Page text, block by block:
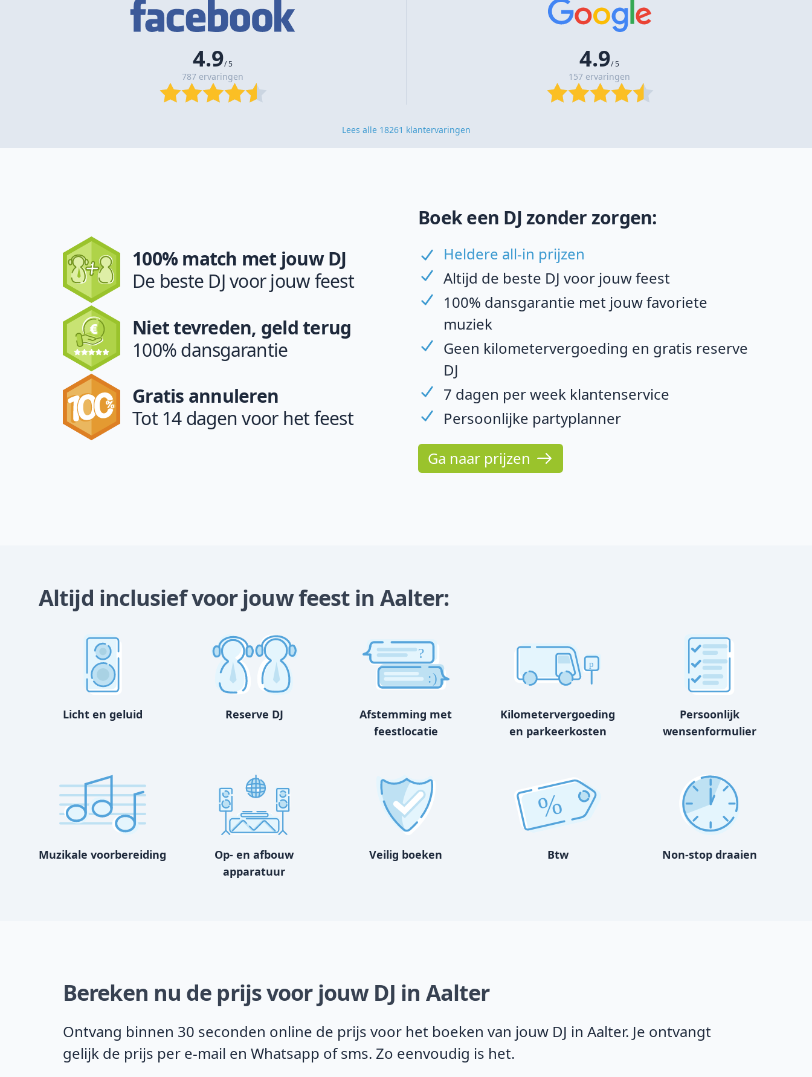
4.9/ 5
787 ervaringen
4.9/ 5
157 ervaringen
Lees alle 18261 klantervaringen
100% match met jouw DJ
De beste DJ voor jouw feest
Niet tevreden, geld terug
100% dansgarantie
Gratis annuleren
Tot 14 dagen voor het feest
Boek een DJ zonder zorgen:
Heldere all-in prijzen
Altijd de beste DJ voor jouw feest
100% dansgarantie met jouw favoriete
muziek
Geen kilometervergoeding en gratis reserve
DJ
7 dagen per week klantenservice
Persoonlijke partyplanner
Ga naar prijzen
Altijd inclusief voor jouw feest in Aalter:
Licht en geluid Reserve DJ
?
:)
Afstemming met
feestlocatie
p
Kilometervergoeding
en parkeerkosten
Persoonlijk
wensenformulier
Muzikale voorbereiding
Op- en afbouw
apparatuur
Veilig boeken
%
Btw Non-stop draaien
Bereken nu de prijs voor jouw DJ in Aalter
Ontvang binnen 30 seconden online de prijs voor het boeken van jouw DJ in Aalter. Je ontvangt
gelijk de prijs per e-mail en Whatsapp of sms. Zo eenvoudig is het.